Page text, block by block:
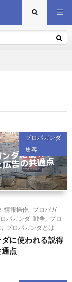
プロパガンダ
集客
情報操作
プロパガ
ロパガンダ 戦争
プロ
プロパガンダとは
に使われる説得
通点